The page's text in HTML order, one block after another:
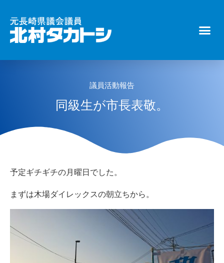
議員活動報告
同級生が市長表敬。
予定ギチギチの月曜日でした。
まずは木場ダイレックスの朝立ちから。